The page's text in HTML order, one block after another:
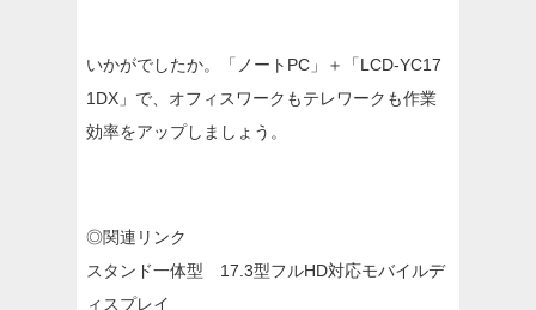
いかがでしたか。「ノートPC」＋「LCD-YC17
1DX」で、オフィスワークもテレワークも作業
効率をアップしましょう。
◎関連リンク
スタンド一体型 17.3型フルHD対応モバイルデ
ィスプレイ